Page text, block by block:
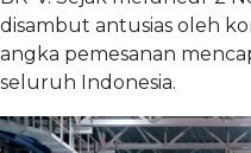
disambut antusias oleh
angka pemesanan
seluruh Indonesia.